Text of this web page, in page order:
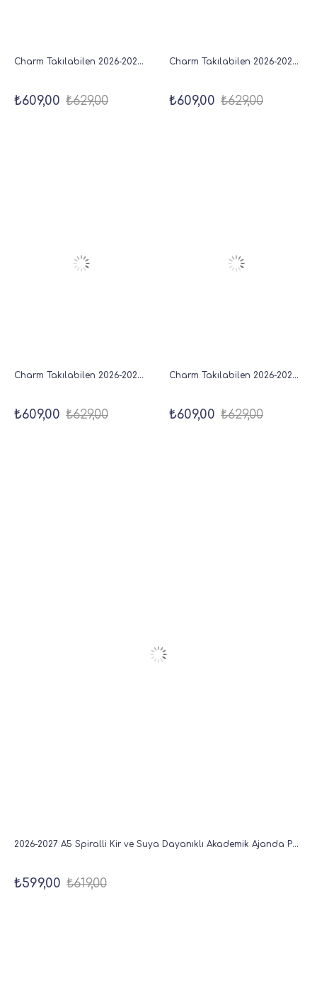
Charm Takılabilen 2026-2027 Haftalık Akademik Dikey Ajanda Bordo - 18x20 cm
₺609,00 ₺629,00
Charm Takılabilen 2026-2027 Haftalık Akademik Dikey Ajanda Lacivert - 18x20 cm
₺609,00 ₺629,00
Charm Takılabilen 2026-2027 Haftalık Akademik Dikey Ajanda Sarı - 18x20 cm
₺609,00 ₺629,00
Charm Takılabilen 2026-2027 Haftalık Akademik Dikey Ajanda Kahve - 18x20 cm
₺609,00 ₺629,00
2026-2027 A5 Spiralli Kir ve Suya Dayanıklı Akademik Ajanda Pembe
₺599,00 ₺619,00